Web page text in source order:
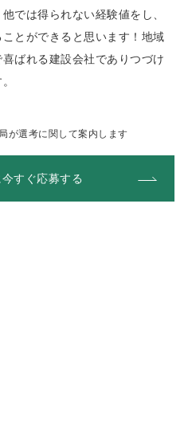
では得られない経験値をし、
とができると思います！地域
ばれる建設会社でありつづけ
が選考に関して案内します
すぐ応募する